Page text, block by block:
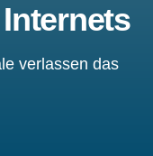
verlassen das